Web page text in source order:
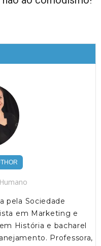
pela Sociedade
em Marketing e
História e bacharel
Professora,